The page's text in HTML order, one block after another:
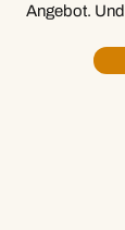
Angebot.